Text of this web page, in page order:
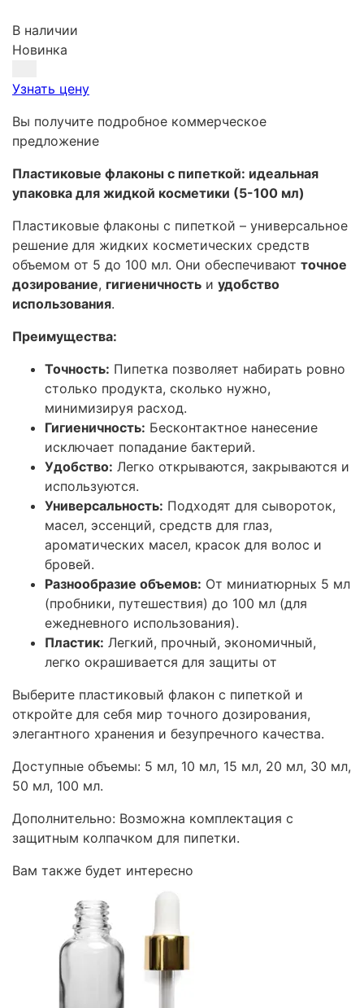
В наличии
Новинка
Узнать цену
Вы получите подробное коммерческое
предложение
Пластиковые флаконы с пипеткой: идеальная
упаковка для жидкой косметики (5-100 мл)
Пластиковые флаконы с пипеткой – универсальное
решение для жидких косметических средств
объемом от 5 до 100 мл. Они обеспечивают точное
дозирование, гигиеничность и удобство
использования.
Преимущества:
Точность: Пипетка позволяет набирать ровно
столько продукта, сколько нужно,
минимизируя расход.
Гигиеничность: Бесконтактное нанесение
исключает попадание бактерий.
Удобство: Легко открываются, закрываются и
используются.
Универсальность: Подходят для сывороток,
масел, эссенций, средств для глаз,
ароматических масел, красок для волос и
бровей.
Разнообразие объемов: От миниатюрных 5 мл
(пробники, путешествия) до 100 мл (для
ежедневного использования).
Пластик: Легкий, прочный, экономичный,
легко окрашивается для защиты от
Выберите пластиковый флакон с пипеткой и
откройте для себя мир точного дозирования,
элегантного хранения и безупречного качества.
Доступные объемы: 5 мл, 10 мл, 15 мл, 20 мл, 30 мл,
50 мл, 100 мл.
Дополнительно: Возможна комплектация с
защитным колпачком для пипетки.
Вам также будет интересно